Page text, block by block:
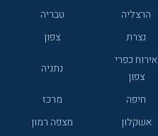
הרצליה
טבריה
נצרת
צפון
אירוח כפרי
צפון
נתניה
חיפה
מרכז
אשקלון
מצפה רמון